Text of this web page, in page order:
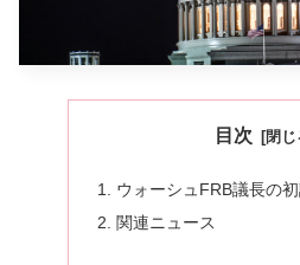
目次
ウォーシュFRB議長の
関連ニュース